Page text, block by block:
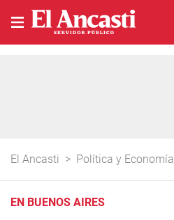
El Ancasti > Política y Economía
EN BUENOS AIRES